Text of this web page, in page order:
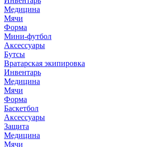
Медицина
Мячи
Форма
Мини-футбол
Аксессуары
Бутсы
Вратарская экипировка
Инвентарь
Медицина
Мячи
Форма
Баскетбол
Аксессуары
Защита
Медицина
Мячи